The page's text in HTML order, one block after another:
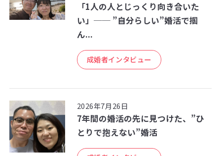
「1人の人とじっくり向き合いた
い」── ”自分らしい”婚活で掴
ん...
成婚者インタビュー
2026年7月26日
7年間の婚活の先に見つけた、”ひ
とりで抱えない”婚活